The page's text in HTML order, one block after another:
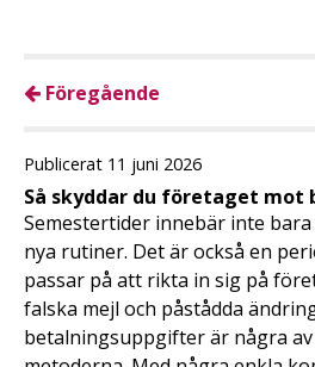
Föregående
Publicerat 11 juni 2026
Så skyddar du företaget mot
Semestertider innebär inte
nya rutiner. Det är också en
passar på att rikta in sig på
falska mejl och påstådda
betalningsuppgifter är några av